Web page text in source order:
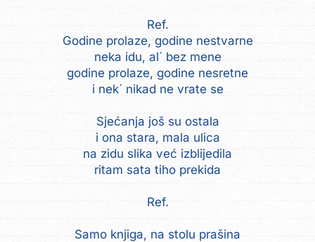
Ref.
Godine prolaze, godine nestvarne
neka idu, al´ bez mene
godine prolaze, godine nesretne
i nek´ nikad ne vrate se
Sjećanja još su ostala
i ona stara, mala ulica
na zidu slika već izblijedila
ritam sata tiho prekida
Ref.
Samo knjiga, na stolu prašina